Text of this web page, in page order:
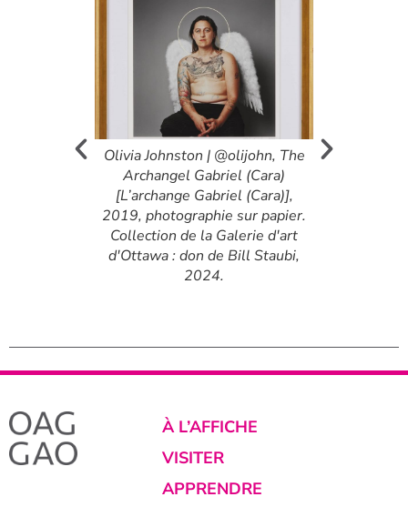
Olivia Johnston | @olijohn, The
Archangel Gabriel (Cara)
[L’archange Gabriel (Cara)],
2019, photographie sur papier.
Collection de la Galerie d'art
d'Ottawa : don de Bill Staubi,
2024.
À L’AFFICHE
VISITER
APPRENDRE